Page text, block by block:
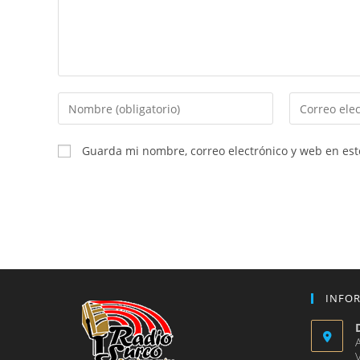
Introduce
tu
nombre
o
Introduce
tu
de
Guarda mi nombre, correo electrónico y web en